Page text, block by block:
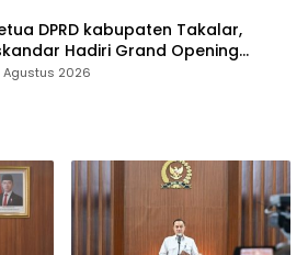
DPRD kabupaten Takalar,
Hadiri Grand Opening
Pertama di Takalar, Melayani
Agustus 2026